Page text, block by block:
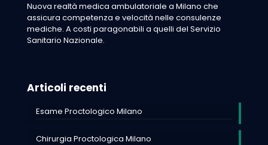
Nuova realtà medica ambulatoriale a Milano che
assicura competenza e velocità nelle consulenze
mediche. A costi paragonabili a quelli del Servizio
Sanitario Nazionale.
Articoli recenti
Esame Proctologico Milano
Chirurgia Proctologica Milano